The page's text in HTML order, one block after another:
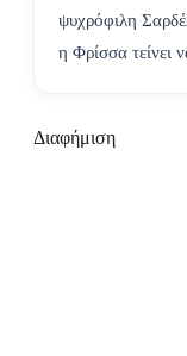
ψυχρόφιλη
η Φρίσσα τείνει
Διαφήμιση